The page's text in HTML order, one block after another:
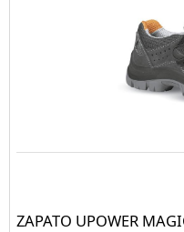
ZAPATO UPOWER